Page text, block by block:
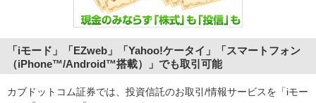
「iモード」「EZweb」「Yahoo!ケータイ」「スマートフォン
（iPhone™/Android™搭載）」でも取引可能
カブドットコム証券では、投資信託のお取引/情報サービスを「iモー